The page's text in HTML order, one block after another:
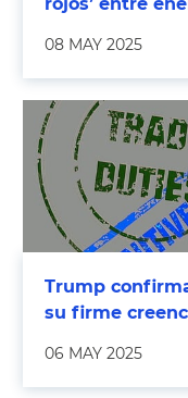
08 MAY 2025
Trump
su firme
06 MAY 2025